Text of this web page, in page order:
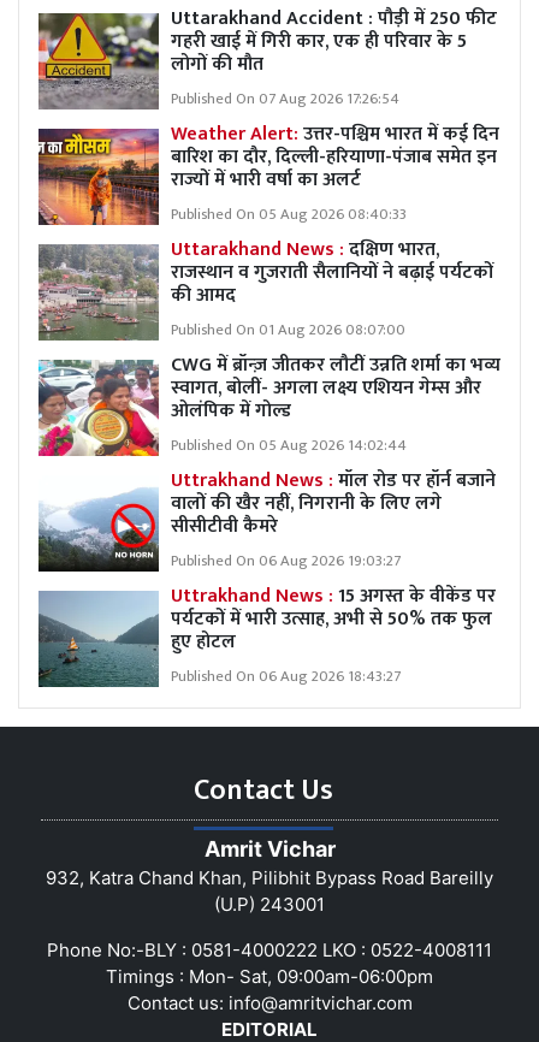
Uttarakhand Accident : पौड़ी में 250 फीट
गहरी खाई में गिरी कार, एक ही परिवार के 5
लोगों की मौत
Published On 07 Aug 2026 17:26:54
Weather Alert:उत्तर-पश्चिम भारत में कई दिन
बारिश का दौर, दिल्ली-हरियाणा-पंजाब समेत इन
राज्यों में भारी वर्षा का अलर्ट
Published On 05 Aug 2026 08:40:33
Uttarakhand News :दक्षिण भारत,
राजस्थान व गुजराती सैलानियों ने बढ़ाई पर्यटकों
की आमद
Published On 01 Aug 2026 08:07:00
CWG में ब्रॉन्ज़ जीतकर लौटीं उन्नति शर्मा का भव्य
स्वागत, बोलीं- अगला लक्ष्य एशियन गेम्स और
ओलंपिक में गोल्ड
Published On 05 Aug 2026 14:02:44
Uttrakhand News :मॉल रोड पर हॉर्न बजाने
वालों की खैर नहीं, निगरानी के लिए लगे
सीसीटीवी कैमरे
Published On 06 Aug 2026 19:03:27
Uttrakhand News :15 अगस्त के वीकेंड पर
पर्यटकों में भारी उत्साह, अभी से 50% तक फुल
हुए होटल
Published On 06 Aug 2026 18:43:27
Contact Us
Amrit Vichar
932, Katra Chand Khan, Pilibhit Bypass Road Bareilly
(U.P) 243001
Phone No:-BLY : 0581-4000222 LKO : 0522-4008111
Timings : Mon- Sat, 09:00am-06:00pm
Contact us: info@amritvichar.com
EDITORIAL